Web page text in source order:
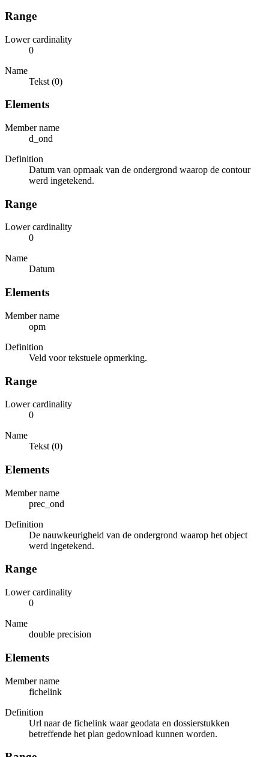
Range
Lower cardinality
0
Name
Tekst (0)
Elements
Member name
d_ond
Definition
Datum van opmaak van de ondergrond waarop de contour
werd ingetekend.
Range
Lower cardinality
0
Name
Datum
Elements
Member name
opm
Definition
Veld voor tekstuele opmerking.
Range
Lower cardinality
0
Name
Tekst (0)
Elements
Member name
prec_ond
Definition
De nauwkeurigheid van de ondergrond waarop het object
werd ingetekend.
Range
Lower cardinality
0
Name
double precision
Elements
Member name
fichelink
Definition
Url naar de fichelink waar geodata en dossierstukken
betreffende het plan gedownload kunnen worden.